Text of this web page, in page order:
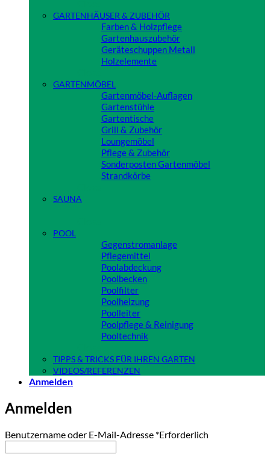
GARTENHÄUSER & ZUBEHÖR
Farben & Holzpflege
Gartenhauszubehör
Geräteschuppen Metall
Holzelemente
GARTENMÖBEL
Gartenmöbel-Auflagen
Gartenstühle
Gartentische
Grill & Zubehör
Loungemöbel
Pflege & Zubehör
Sonderposten Gartenmöbel
Strandkörbe
SAUNA
POOL
Gegenstromanlage
Pflegemittel
Poolabdeckung
Poolbecken
Poolfilter
Poolheizung
Poolleiter
Poolpflege & Reinigung
Pooltechnik
TIPPS & TRICKS FÜR IHREN GARTEN
VIDEOS/REFERENZEN
Anmelden
Anmelden
Benutzername oder E-Mail-Adresse *Erforderlich